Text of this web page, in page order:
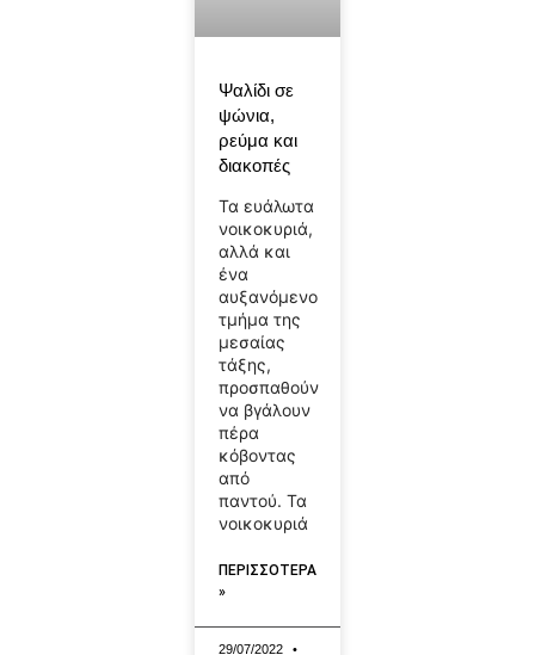
Ψαλίδι σε
ψώνια,
ρεύμα και
διακοπές
Τα ευάλωτα
νοικοκυριά,
αλλά και
ένα
αυξανόμενο
τμήμα της
μεσαίας
τάξης,
προσπαθούν
να βγάλουν
πέρα
κόβοντας
από
παντού. Τα
νοικοκυριά
ΠΕΡΙΣΣΟΤΕΡΑ
»
29/07/2022